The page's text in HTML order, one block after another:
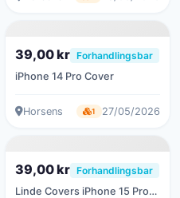
39,00 kr Forhandlingsbar
iPhone 14 Pro Cover
Horsens 1 27/05/2026
39,00 kr Forhandlingsbar
Linde Covers iPhone 15 Pro